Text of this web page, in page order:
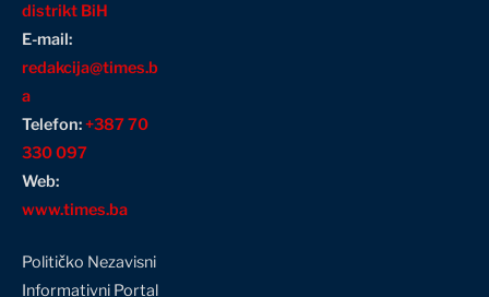
distrikt BiH
E-mail:
redakcija@times.b
a
Telefon:+387 70
330 097
Web:
www.times.ba
Političko Nezavisni
Informativni Portal